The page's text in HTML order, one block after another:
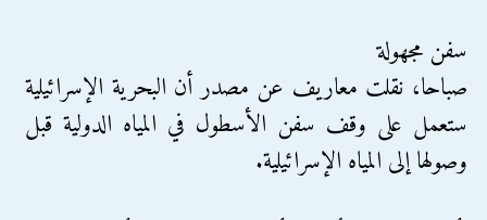
سفن مجهولة
صباحا، نقلت معاريف عن مصدر أن البحرية الإسرائيلية
ستعمل على وقف سفن الأسطول في المياه الدولية قبل
وصولها إلى المياه الإسرائيلية.